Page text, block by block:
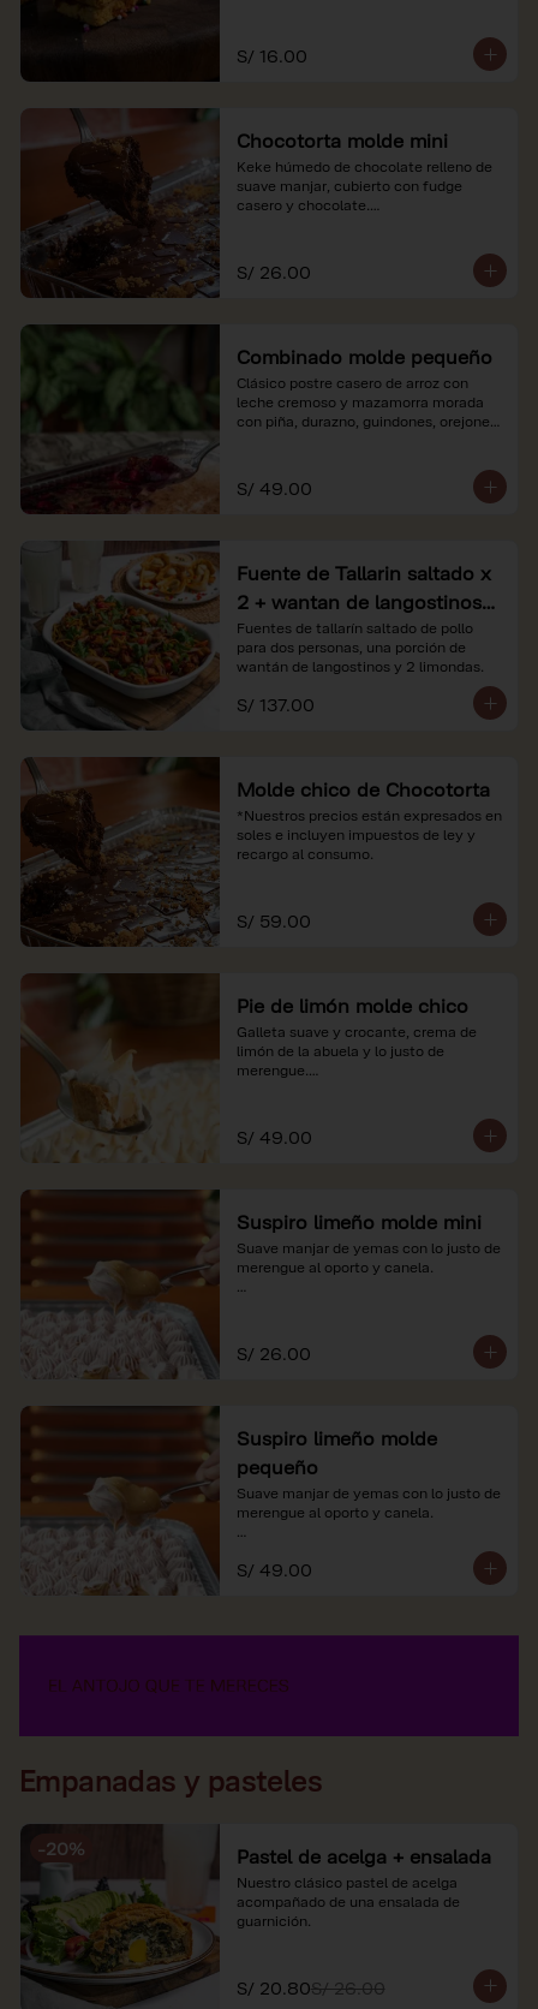
S/ 16.00
Chocotorta molde mini
Keke húmedo de chocolate relleno de
suave manjar, cubierto con fudge
casero y chocolate.
soles e incluyen impuestos de ley y
recargo al consumo. Imagenes
S/ 26.00
Combinado molde pequeño
Clásico postre casero de arroz con
leche cremoso y mazamorra morada
con piña, durazno, guindones, orejones
*Nuestros precios están expresados en
soles e incluyen impuestos de ley y
S/ 49.00
Fuente de Tallarin saltado x
2 + wantan de langostinos +
2 limonadas
Fuentes de tallarín saltado de pollo
para dos personas, una porción de
wantán de langostinos y 2 limondas.
S/ 137.00
Molde chico de Chocotorta
*Nuestros precios están expresados en
soles e incluyen impuestos de ley y
recargo al consumo.
S/ 59.00
Pie de limón molde chico
Galleta suave y crocante, crema de
limón de la abuela y lo justo de
merengue.
soles e incluyen impuestos de ley y
recargo al consumo.
S/ 49.00
Suspiro limeño molde mini
Suave manjar de yemas con lo justo de
merengue al oporto y canela.
S/ 26.00
Suspiro limeño molde
pequeño
Suave manjar de yemas con lo justo de
merengue al oporto y canela.
*Nuestros precios están expresados en
soles e incluyen impuestos de ley y
S/ 49.00
Empanadas y pasteles
-20% Pastel de acelga + ensalada
Nuestro clásico pastel de acelga
acompañado de una ensalada de
guarnición.
S/ 20.80S/ 26.00